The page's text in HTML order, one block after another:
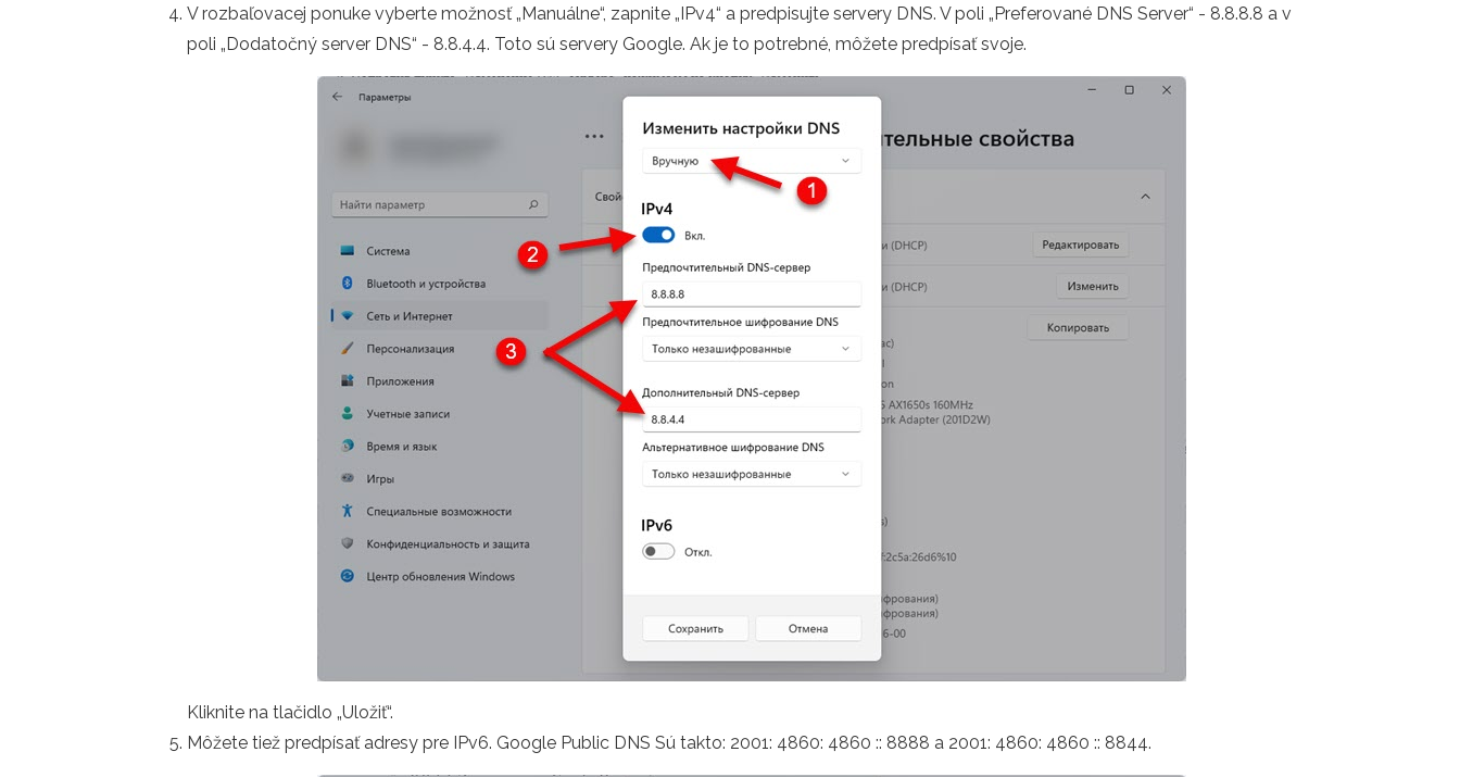
V rozbaľovacej ponuke vyberte možnosť „Manuálne“, zapnite „IPv4“ a predpisujte servery DNS. V poli „Preferované DNS Server“ - 8.8.8.8 a v
poli „Dodatočný server DNS“ - 8.8.4.4. Toto sú servery Google. Ak je to potrebné, môžete predpísať svoje.
Kliknite na tlačidlo „Uložiť“.
Môžete tiež predpísať adresy pre IPv6. Google Public DNS Sú takto: 2001: 4860: 4860 :: 8888 a 2001: 4860: 4860 :: 8844.